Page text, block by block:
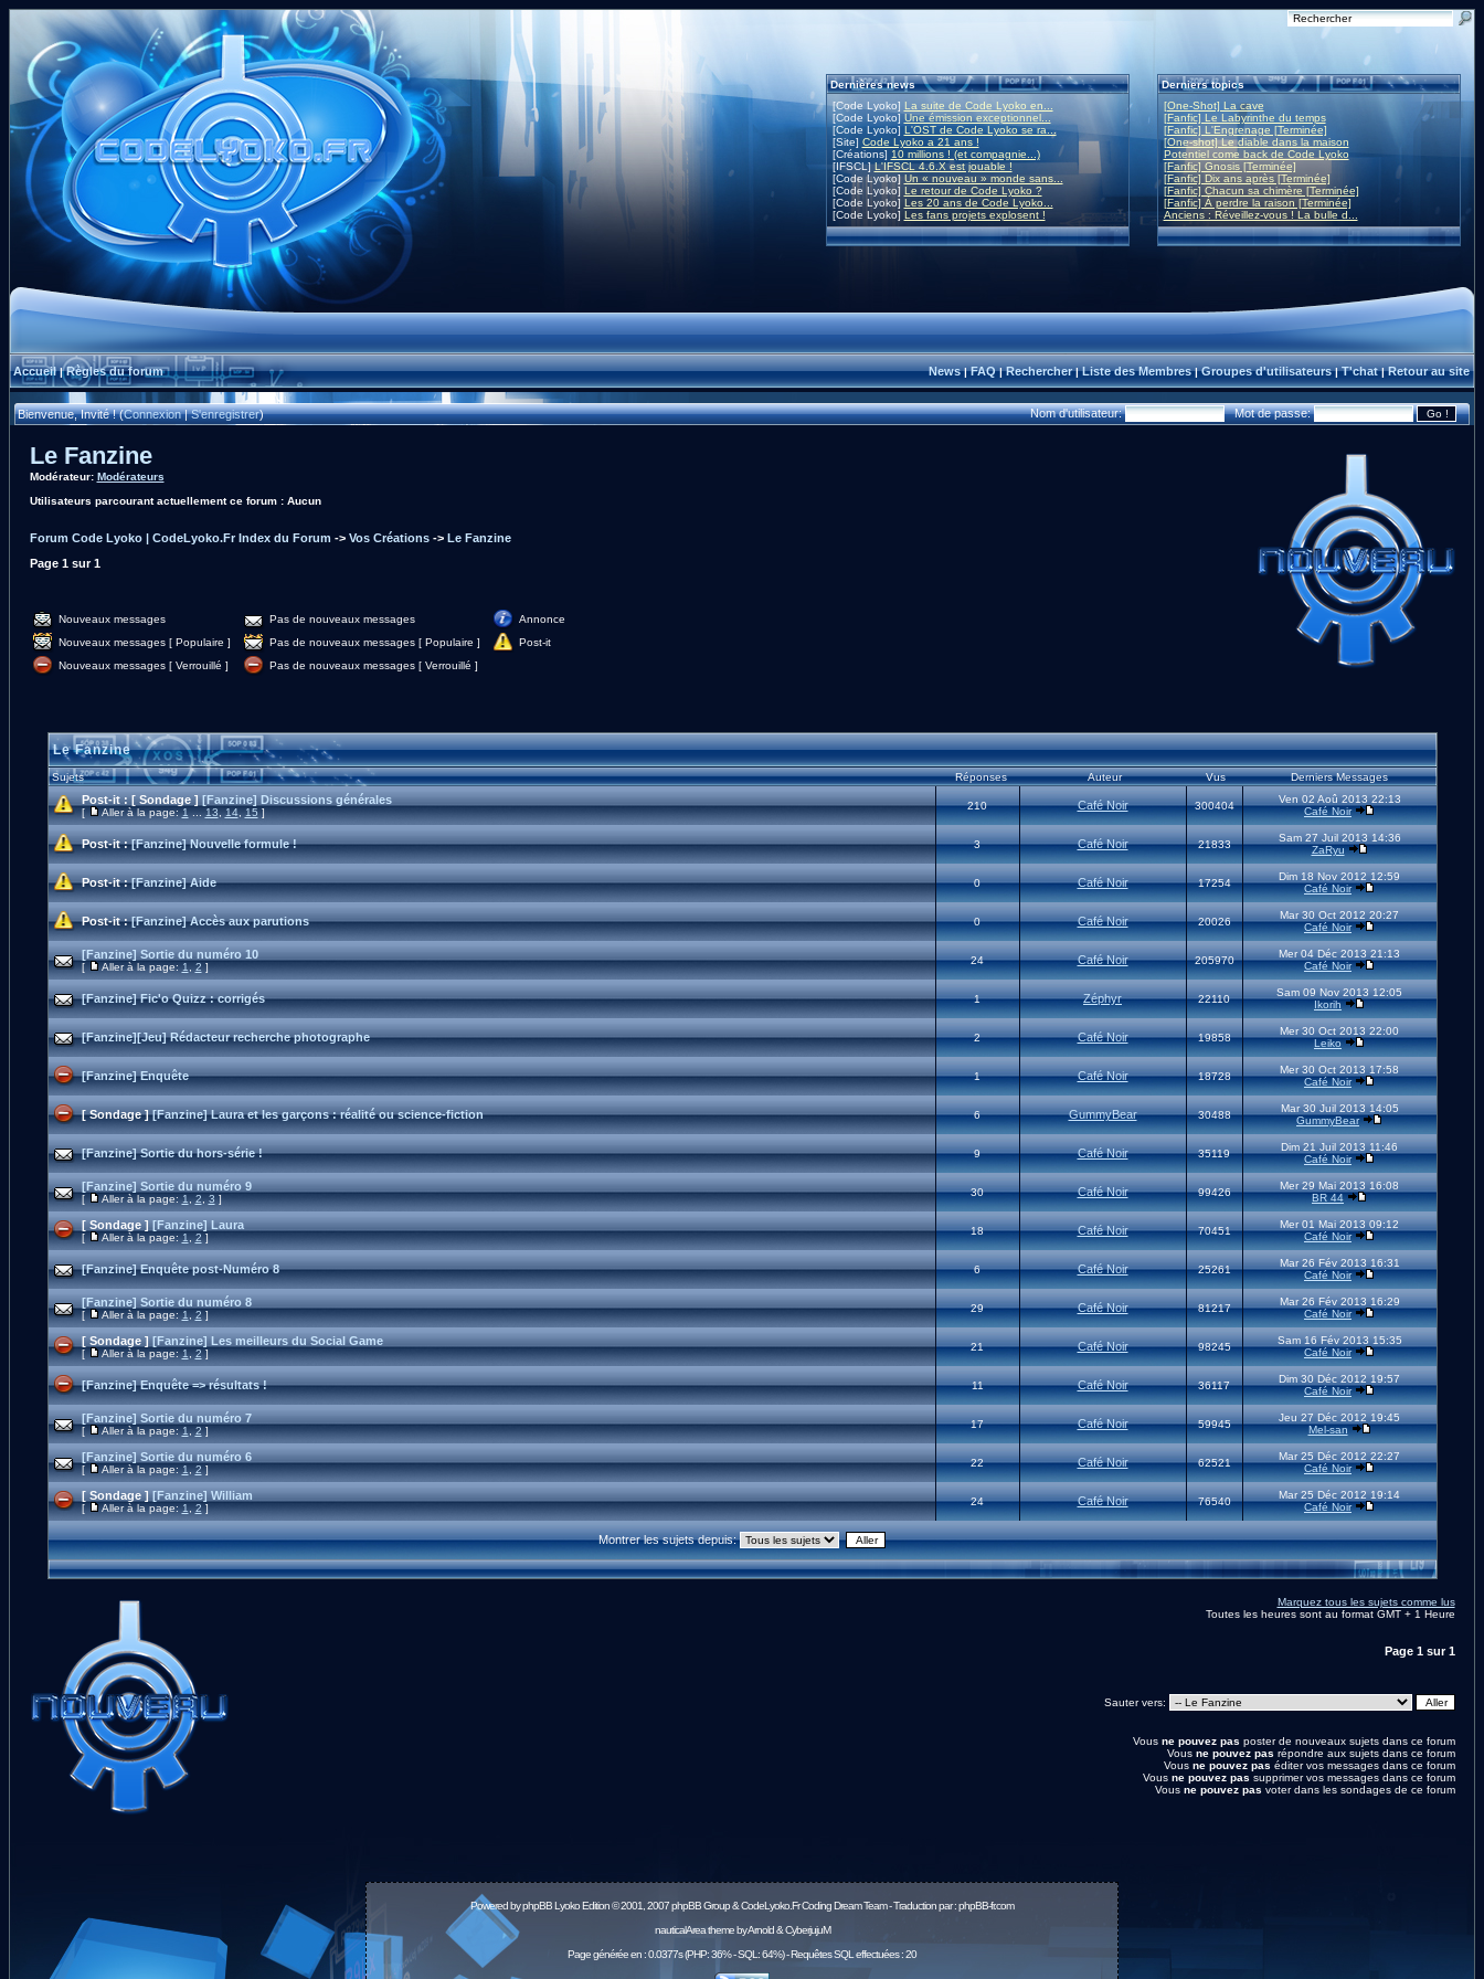
Dernières news
[Code Lyoko] La suite de Code Lyoko en...
[Code Lyoko]Une émission exceptionnel...
[Code Lyoko] L'OST de Code Lyoko se ra...
[Site] Code Lyoko a 21 ans !
[Créations] 10 millions ! (et compagnie...)
[IFSCL]L'IFSCL 4.6.X est jouable !
[Code Lyoko] Un « nouveau » monde sans...
[Code Lyoko] Le retour de Code Lyoko ?
[Code Lyoko] Les 20 ans de Code Lyoko...
[Code Lyoko] Les fans projets explosent !
Derniers topics
[One-Shot] La cave
[Fanfic] Le Labyrinthe du temps
[Fanfic] L'Engrenage [Terminée]
[One-shot] Le diable dans la maison
Potentiel come back de Code Lyoko
[Fanfic] Gnosis [Terminée]
[Fanfic] Dix ans après [Terminée]
[Fanfic] Chacun sa chimère [Terminée]
[Fanfic] À perdre la raison [Terminée]
Anciens : Réveillez-vous ! La bulle d...
Accueil|Règles du forum News|FAQ|Rechercher|Liste des Membres|Groupes d'utilisateurs|T'chat|Retour au site
Bienvenue, Invité ! (Connexion|S'enregistrer) Nom d'utilisateur: Mot de passe:
Le Fanzine
Modérateur: Modérateurs
Utilisateurs parcourant actuellement ce forum : Aucun
Forum Code Lyoko | CodeLyoko.Fr Index du Forum -> Vos Créations-> Le Fanzine
Page 1sur1
Nouveaux messages Pas de nouveaux messages
Annonce
Nouveaux messages [ Populaire ]
Pas de nouveaux messages [ Populaire ]
Post-it
Nouveaux messages [ Verrouillé ]
Pas de nouveaux messages [ Verrouillé ]
Le Fanzine
Sujets Réponses Auteur Vus Derniers Messages
Post-it : [ Sondage ] [Fanzine] Discussions générales
[ Aller à la page:1...13,14,15]
210 Café Noir 300404
Ven 02 Aoû 2013 22:13
Café Noir
Post-it : [Fanzine] Nouvelle formule ! 3 Café Noir 21833
Sam 27 Juil 2013 14:36
ZaRyu
Post-it : [Fanzine] Aide 0 Café Noir 17254
Dim 18 Nov 2012 12:59
Café Noir
Post-it : [Fanzine] Accès aux parutions 0 Café Noir 20026
Mar 30 Oct 2012 20:27
Café Noir
[Fanzine] Sortie du numéro 10
[ Aller à la page:1,2]
24 Café Noir 205970
Mer 04 Déc 2013 21:13
Café Noir
[Fanzine] Fic'o Quizz : corrigés 1 Zéphyr 22110
Sam 09 Nov 2013 12:05
Ikorih
[Fanzine][Jeu] Rédacteur recherche photographe 2 Café Noir 19858
Mer 30 Oct 2013 22:00
Leiko
[Fanzine] Enquête 1 Café Noir 18728
Mer 30 Oct 2013 17:58
Café Noir
[ Sondage ] [Fanzine] Laura et les garçons : réalité ou science-fiction 6 GummyBear 30488
Mar 30 Juil 2013 14:05
GummyBear
[Fanzine] Sortie du hors-série ! 9 Café Noir 35119
Dim 21 Juil 2013 11:46
Café Noir
[Fanzine] Sortie du numéro 9
[ Aller à la page:1,2,3]
30 Café Noir 99426
Mer 29 Mai 2013 16:08
BR 44
[ Sondage ] [Fanzine] Laura
[ Aller à la page:1,2]
18 Café Noir 70451
Mer 01 Mai 2013 09:12
Café Noir
[Fanzine] Enquête post-Numéro 8 6 Café Noir 25261
Mar 26 Fév 2013 16:31
Café Noir
[Fanzine] Sortie du numéro 8
[ Aller à la page:1,2]
29 Café Noir 81217
Mar 26 Fév 2013 16:29
Café Noir
[ Sondage ] [Fanzine] Les meilleurs du Social Game
[ Aller à la page:1,2]
21 Café Noir 98245
Sam 16 Fév 2013 15:35
Café Noir
[Fanzine] Enquête => résultats ! 11 Café Noir 36117
Dim 30 Déc 2012 19:57
Café Noir
[Fanzine] Sortie du numéro 7
[ Aller à la page:1,2]
17 Café Noir 59945
Jeu 27 Déc 2012 19:45
Mel-san
[Fanzine] Sortie du numéro 6
[ Aller à la page:1,2]
22 Café Noir 62521
Mar 25 Déc 2012 22:27
Café Noir
[ Sondage ] [Fanzine] William
[ Aller à la page:1,2]
24 Café Noir 76540
Mar 25 Déc 2012 19:14
Café Noir
Montrer les sujets depuis:
Marquez tous les sujets comme lus
Toutes les heures sont au format GMT + 1 Heure
Page 1sur1
Sauter vers:
Vous ne pouvez pas poster de nouveaux sujets dans ce forum
Vous ne pouvez pas répondre aux sujets dans ce forum
Vous ne pouvez pas éditer vos messages dans ce forum
Vous ne pouvez pas supprimer vos messages dans ce forum
Vous ne pouvez pas voter dans les sondages de ce forum
Powered byphpBBLyoko Edition © 2001, 2007 phpBB Group & CodeLyoko.Fr Coding Dream Team - Traduction par :phpBB-fr.com
nauticalArea theme by Arnold & CyberjujuM
Page générée en : 0.0377s (PHP: 36% - SQL: 64%) - Requêtes SQL effectuées : 20